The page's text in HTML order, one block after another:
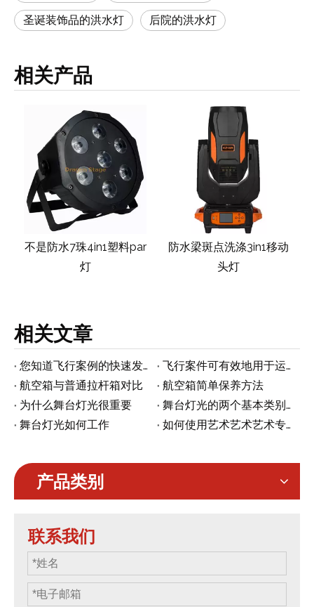
圣诞装饰品的洪水灯 后院的洪水灯
相关产品
不是防水7珠4in1塑料par
灯
防水梁斑点洗涤3in1移动
头灯
相关文章
您知道飞行案例的快速发展趋势吗？
飞行案件可有效地用于运输的秘诀
航空箱与普通拉杆箱对比
航空箱简单保养方法
为什么舞台灯光很重要
舞台灯光的两个基本类别是什么？
舞台灯光如何工作
如何使用艺术艺术艺术专业系列的线性光线
产品类别
联系我们